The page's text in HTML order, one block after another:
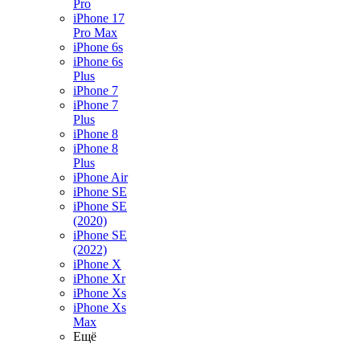
Pro
iPhone 17
Pro Max
iPhone 6s
iPhone 6s
Plus
iPhone 7
iPhone 7
Plus
iPhone 8
iPhone 8
Plus
iPhone Air
iPhone SE
iPhone SE
(2020)
iPhone SE
(2022)
iPhone X
iPhone Xr
iPhone Xs
iPhone Xs
Max
Ещё